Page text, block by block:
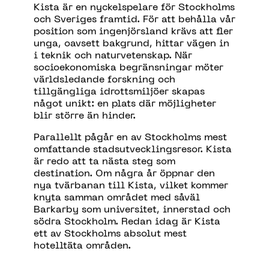
Kista är en nyckelspelare för Stockholms
och Sveriges framtid. För att behålla vår
position som ingenjörsland krävs att fler
unga, oavsett bakgrund, hittar vägen in
i teknik och naturvetenskap. När
socioekonomiska begränsningar möter
världsledande forskning och
tillgängliga idrottsmiljöer skapas
något unikt: en plats där möjligheter
blir större än hinder.
Parallellt pågår en av Stockholms mest
omfattande stadsutvecklingsresor. Kista
är redo att ta nästa steg som
destination. Om några år öppnar den
nya tvärbanan till Kista, vilket kommer
knyta samman området med såväl
Barkarby som universitet, innerstad och
södra Stockholm. Redan idag är Kista
ett av Stockholms absolut mest
hotelltäta områden.